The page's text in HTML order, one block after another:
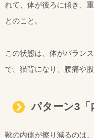
れて、体が後ろに傾き、
とのこと。
この状態は、体がバラン
で、猫背になり、腰痛や
パターン3「
靴の内側が擦り減るのは